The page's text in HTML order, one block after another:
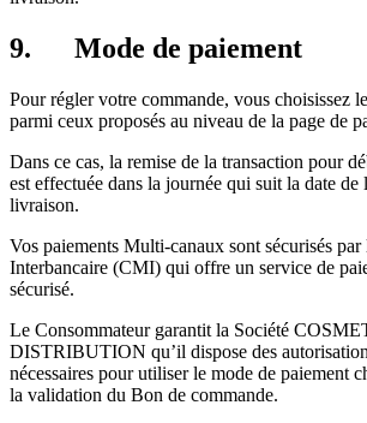
9. Mode de paiement
Pour régler votre commande, vous choisissez
parmi ceux proposés au niveau de la page de
Dans ce cas, la remise de la transaction pour
est effectuée dans la journée qui suit la date
livraison.
Vos paiements Multi-canaux sont sécurisés
Interbancaire (CMI) qui offre un service de
sécurisé.
Le Consommateur garantit la Société
DISTRIBUTION qu’il dispose des
nécessaires pour utiliser le mode de paiement
la validation du Bon de commande.